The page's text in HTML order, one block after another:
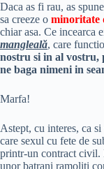
Daca as fi rau, as
sa creeze o minoritate
chiar asa. Ce incearca
mangleală, care
nostru si in al vostru,
ne baga nimeni in
Marfa!
Astept, cu interes, ca
care sexul cu fete de
printr-un contract civil.
unor batrani ramoliti